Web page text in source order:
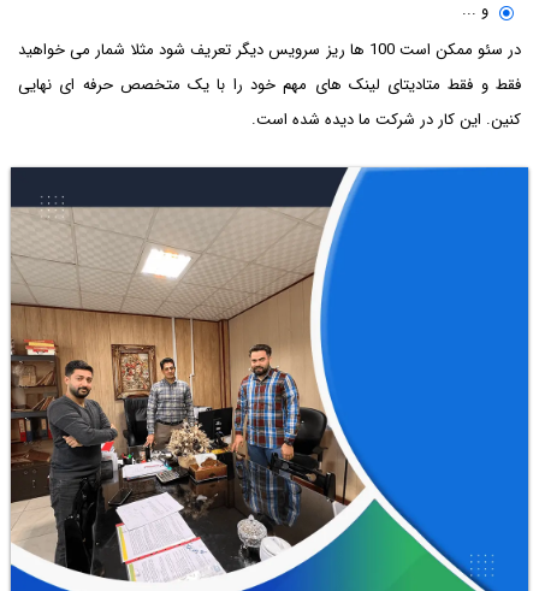
و ...
در سئو ممکن است 100 ها ریز سرویس دیگر تعریف شود مثلا شمار می خواهید
فقط و فقط متادیتای لینک های مهم خود را با یک متخصص حرفه ای نهایی
کنین. این کار در شرکت ما دیده شده است.